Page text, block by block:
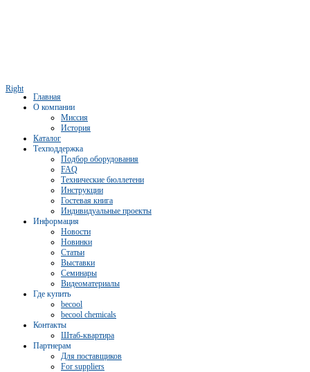
Right
Главная
О компании
Миссия
История
Каталог
Техподдержка
Подбор оборудования
FAQ
Технические бюллетени
Инструкции
Гостевая книга
Индивидуальные проекты
Информация
Новости
Новинки
Статьи
Выставки
Семинары
Видеоматериалы
Где купить
becool
becool chemicals
Контакты
Штаб-квартира
Партнерам
Для поставщиков
For suppliers